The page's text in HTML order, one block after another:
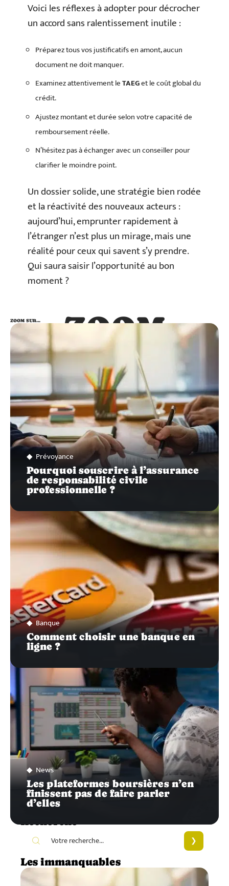
Voici les réflexes à adopter pour décrocher
un accord sans ralentissement inutile :
Préparez tous vos justificatifs en amont, aucun
document ne doit manquer.
Examinez attentivement leTAEGet le coût global du
crédit.
Ajustez montant et durée selon votre capacité de
remboursement réelle.
N’hésitez pas à échanger avec un conseiller pour
clarifier le moindre point.
Un dossier solide, une stratégie bien rodée
et la réactivité des nouveaux acteurs :
aujourd’hui, emprunter rapidement à
l’étranger n’est plus un mirage, mais une
réalité pour ceux qui savent s’y prendre.
Qui saura saisir l’opportunité au bon
moment ?
ZOOM
SUR…
ZOOM SUR…
Prévoyance
Pourquoi souscrire à l’assurance
de responsabilité civile
professionnelle ?
Banque
Comment choisir une banque en
ligne ?
News
Les plateformes boursières n’en
finissent pas de faire parler
d’elles
Recherche
Les immanquables